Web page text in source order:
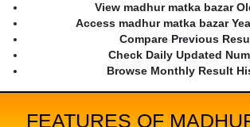
View madhur matka bazar
Access madhur matka bazar
Compare Previous
Check Daily Updated
Browse Monthly Result
FEATURES OF